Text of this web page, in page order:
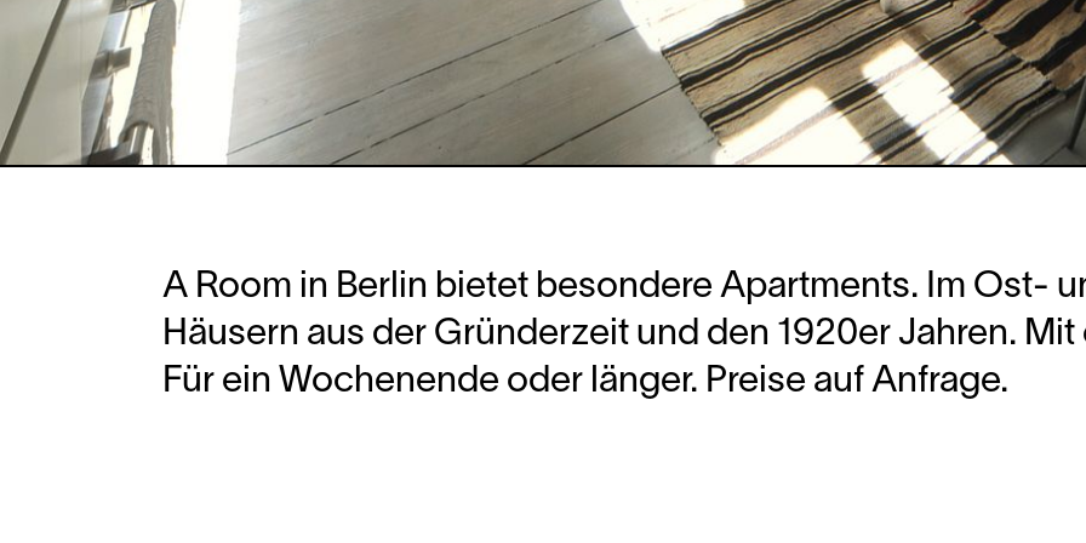
A Room in Berlin bietet besondere Apartments. Im Ost-
Häusern aus der Gründerzeit und den 1920er Jahren. Mit
Für ein Wochenende oder länger. Preise auf Anfrage.